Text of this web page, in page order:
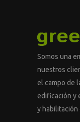
Somos una
nuestros
el campo de
edificación y
y habilitación